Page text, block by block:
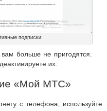
подписки
больше не пригодятся.
их.
«Мой МТС»
с телефона, используйте